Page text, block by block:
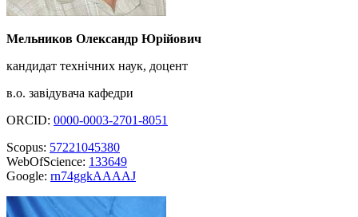
Мельников Олександр Юрійович
кандидат технічних наук, доцент
в.о. завідувача кафедри
ORCID: 0000-0003-2701-8051
Scopus: 57221045380
WebOfScience: 133649
Google: rn74ggkAAAAJ